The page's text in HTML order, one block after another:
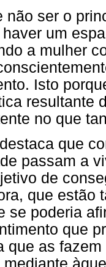
não ser o
um
a mulher
Isto
resultante
no que
que
passam a
de
que estão
se poderia
que
que as